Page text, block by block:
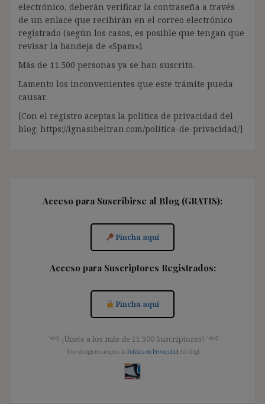
electrónico, deberán verificar la contraseña a través
de un enlace que recibirán en el correo electrónico
registrado (según los casos, es posible que tengan que
revisar la bandeja de «Spam»).
Más de 11.500 personas ya se han suscrito.
Lamento los inconvenientes que este trámite pueda
causar.
[Con el registro aceptas la política de privacidad del
blog: https://ignasibeltran.com/politica-de-privacidad/]
Acceso para Suscribirse al Blog (GRATIS):
Pincha aquí
Acceso para Suscriptores Registrados:
Pincha aquí
༺ ¡Únete a los más de 11.500 Suscriptores! ༺
[Con el registro aceptas la Política de Privacidad del blog]